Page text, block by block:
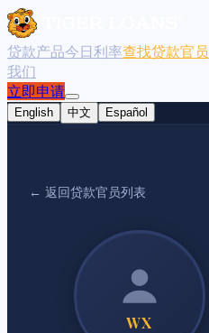
贷款产品今日利率查找贷款官员
我们
立即申请
English 中文 Español
← 返回贷款官员列表
WX